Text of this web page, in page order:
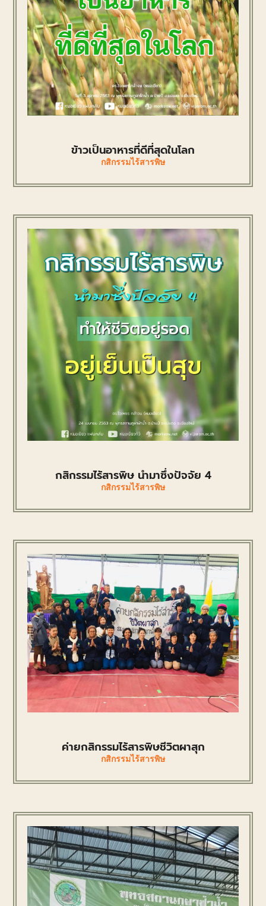
ข้าวเป็นอาหารที่ดีที่สุดในโลก
กสิกรรมไร้สารพิษ
กสิกรรมไร้สารพิษ นำมาซึ่งปัจจัย 4
กสิกรรมไร้สารพิษ
ค่ายกสิกรรมไร้สารพิษชีวิตผาสุก
กสิกรรมไร้สารพิษ